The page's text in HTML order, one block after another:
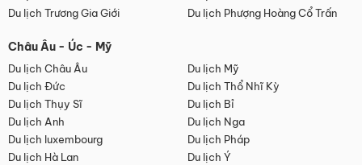
Du lịch Trương Gia Giới
Du lịch Phượng Hoàng Cổ Trấn
Châu Âu - Úc - Mỹ
Du lịch Châu Âu
Du lịch Mỹ
Du lịch Đức
Du lịch Thổ Nhĩ Kỳ
Du lịch Thụy Sĩ
Du lịch Bỉ
Du lịch Anh
Du lịch Nga
Du lịch luxembourg
Du lịch Pháp
Du lịch Hà Lan
Du lịch Ý